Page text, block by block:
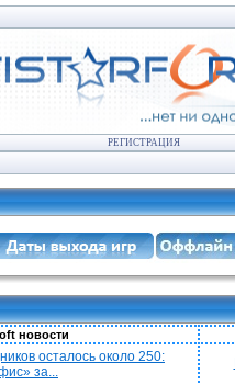
РЕГИСТРАЦИЯ
новости
осталось около 250:
за...